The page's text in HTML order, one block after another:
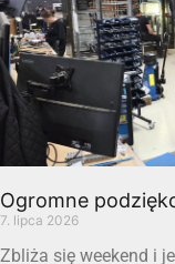
Ogromne
7. lipca 2026
Zbliża się weekend i